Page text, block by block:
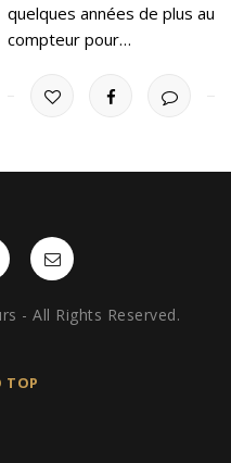
quelques années de plus au
compteur pour…
- All Rights Reserved.
TOP